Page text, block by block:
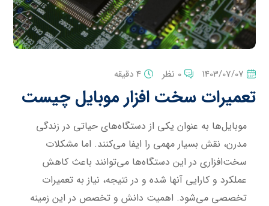
1403/07/07 0 نظر 4 دقیقه
تعمیرات سخت افزار موبایل چیست
موبایل‌ها به عنوان یکی از دستگاه‌های حیاتی در زندگی
مدرن، نقش بسیار مهمی را ایفا می‌کنند. اما مشکلات
سخت‌افزاری در این دستگاه‌ها می‌توانند باعث کاهش
عملکرد و کارایی آنها شده و در نتیجه، نیاز به تعمیرات
تخصصی می‌شود. اهمیت دانش و تخصص در این زمینه